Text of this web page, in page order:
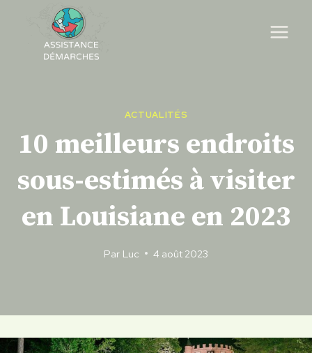
content
ACTUALITÉS
10 meilleurs endroits
sous-estimés à visiter
en Louisiane en 2023
Par Luc 4 août 2023